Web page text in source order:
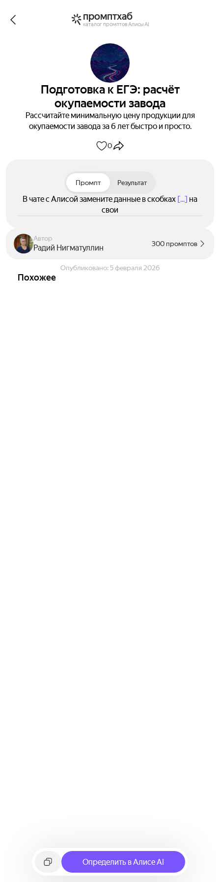
промптхаб
каталог промптов Алисы AI
Подготовка к ЕГЭ: расчёт
окупаемости завода
Рассчитайте минимальную цену продукции для
окупаемости завода за 6 лет быстро и просто.
0
Промпт Результат
В чате с Алисой замените данные в скобках [...] на
свои
Автор
Радий Нигматуллин 300 промптов
Опубликовано: 5 февраля 2026
Похожее
Определить в Алисе AI